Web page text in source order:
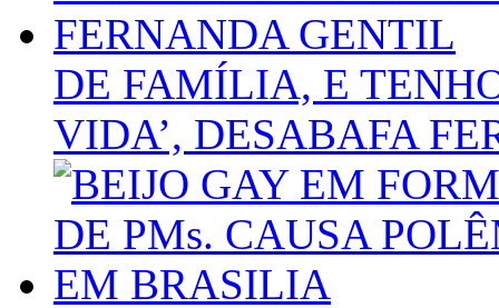
DE FAMÍLIA, E
VIDA’, DESABAFA